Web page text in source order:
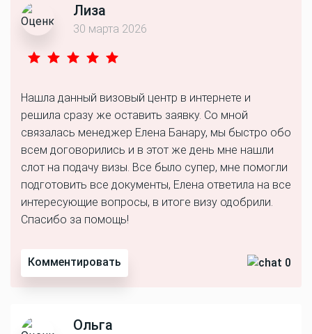
Лиза
30 марта 2026
Нашла данный визовый центр в интернете и
решила сразу же оставить заявку. Со мной
связалась менеджер Елена Банару, мы быстро обо
всем договорились и в этот же день мне нашли
слот на подачу визы. Все было супер, мне помогли
подготовить все документы, Елена ответила на все
интересующие вопросы, в итоге визу одобрили.
Спасибо за помощь!
Комментировать 0
Ольга